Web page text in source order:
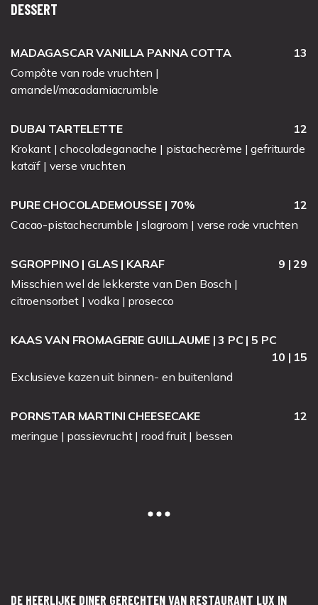
DESSERT
MADAGASCAR VANILLA PANNA COTTA
13
Compôte van rode vruchten |
amandel/macadamiacrumble
DUBAI TARTELETTE
12
Krokant | chocoladeganache | pistachecrème | gefrituurde
kataïf | verse vruchten
PURE CHOCOLADEMOUSSE | 70%
12
Cacao-pistachecrumble | slagroom | verse rode vruchten
SGROPPINO | GLAS | KARAF
9 | 29
Misschien wel de lekkerste van Den Bosch |
citroensorbet | vodka | prosecco
KAAS VAN FROMAGERIE GUILLAUME | 3 PC | 5 PC
10 | 15
Exclusieve kazen uit binnen- en buitenland
PORNSTAR MARTINI CHEESECAKE
12
meringue | passievrucht | rood fruit | bessen
DE HEERLIJKE DINER GERECHTEN VAN RESTAURANT LUX IN